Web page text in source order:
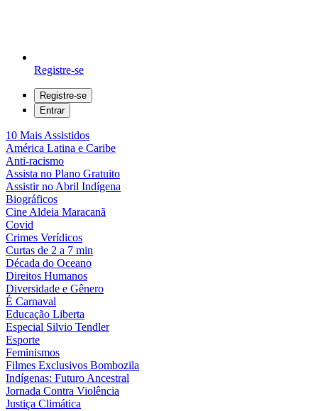
Registre-se
Registre-se
Entrar
10 Mais Assistidos
América Latina e Caribe
Anti-racismo
Assista no Plano Gratuito
Assistir no Abril Indígena
Biográficos
Cine Aldeia Maracanã
Covid
Crimes Verídicos
Curtas de 2 a 7 min
Década do Oceano
Direitos Humanos
Diversidade e Gênero
É Carnaval
Educação Liberta
Especial Silvio Tendler
Esporte
Feminismos
Filmes Exclusivos Bombozila
Indígenas: Futuro Ancestral
Jornada Contra Violência
Justiça Climática